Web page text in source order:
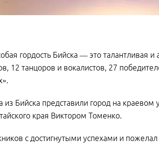
гордость Бийска — это талантливая
12 танцоров и вокалистов, 27
Бийска представили город на краевом
края Виктором Томенко.
с достигнутыми успехами и